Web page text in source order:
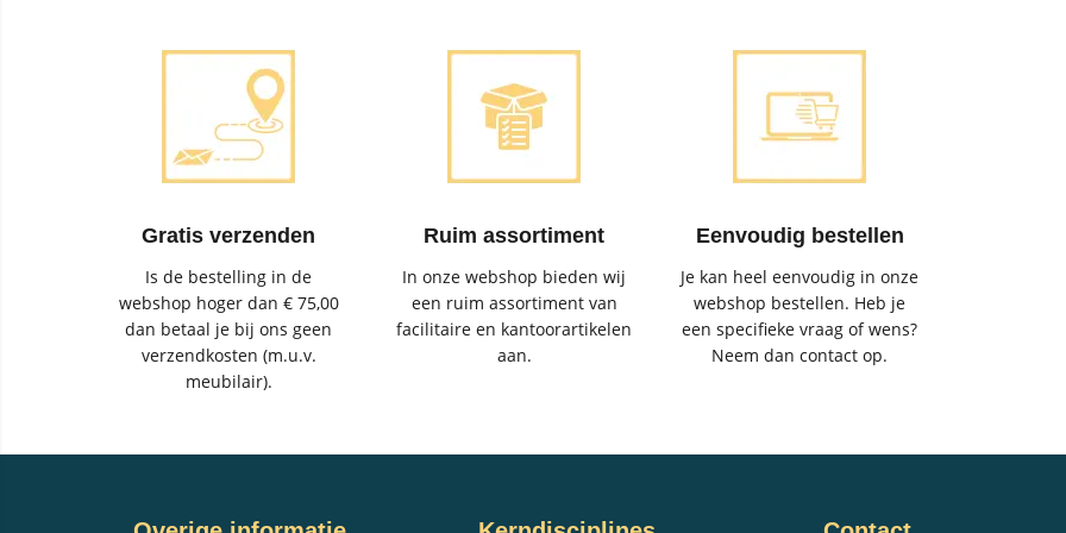
Gratis verzenden
Is de bestelling in de
webshop hoger dan € 75,00
dan betaal je bij ons geen
verzendkosten (m.u.v.
meubilair).
Ruim assortiment
In onze webshop bieden wij
een ruim assortiment van
facilitaire en kantoorartikelen
aan.
Eenvoudig bestellen
Je kan heel eenvoudig in onze
webshop bestellen. Heb je
een specifieke vraag of wens?
Neem dan contact op.